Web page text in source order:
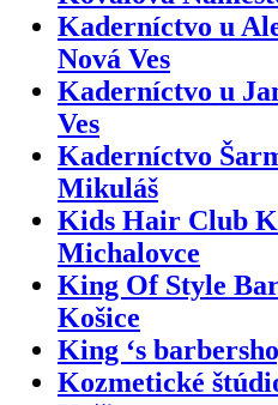
Kaderníctvo u
Nová Ves
Kaderníctvo u
Ves
Kaderníctvo
Mikuláš
Kids Hair Club
Michalovce
King Of Style
Košice
King ‘s
Kozmetické